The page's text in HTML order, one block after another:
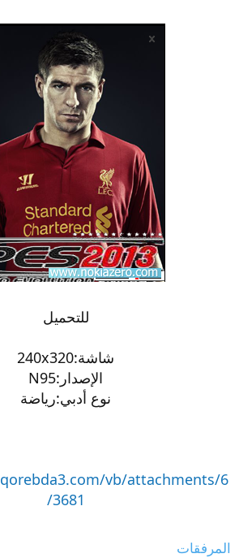
للتحميل
شاشة:240x320
الإصدار:N95
نوع أدبي:رياضة
vb/attachments/6
3681/
المرفقات